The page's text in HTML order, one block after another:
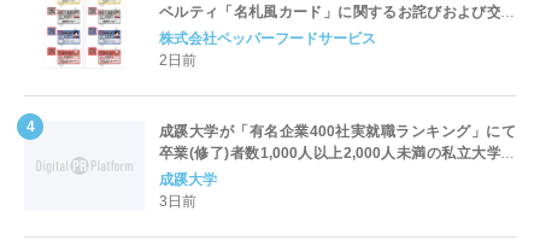
ベルティ「名札風カード」に関するお詫びおよび交換
対応についてのご案内
株式会社ペッパーフードサービス
2日前
成蹊大学が「有名企業400社実就職ランキング」にて
卒業(修了)者数1,000人以上2,000人未満の私立大学で
全国第1位を獲得！～実就職率は26.5%（前年比＋
4.3pt）に伸長、東京の私立大学でも10位にランクイン
成蹊大学
3日前